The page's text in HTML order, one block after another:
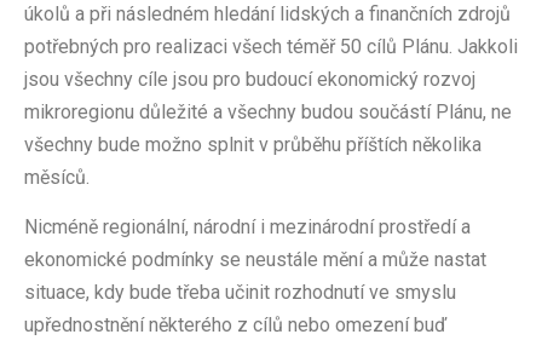
úkolů a při následném hledání lidských a finančních zdrojů
potřebných pro realizaci všech téměř 50 cílů Plánu. Jakkoli
jsou všechny cíle jsou pro budoucí ekonomický rozvoj
mikroregionu důležité a všechny budou součástí Plánu, ne
všechny bude možno splnit v průběhu příštích několika
měsíců.
Nicméně regionální, národní i mezinárodní prostředí a
ekonomické podmínky se neustále mění a může nastat
situace, kdy bude třeba učinit rozhodnutí ve smyslu
upřednostnění některého z cílů nebo omezení buď